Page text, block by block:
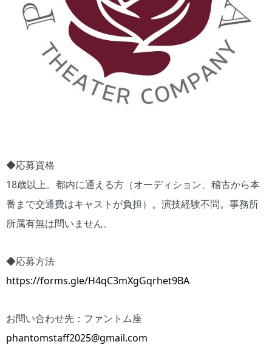
◆応募資格
18歳以上。都内に通える方（オーディション、稽古から本
番まで交通費はキャストが負担）。演技経験不問。事務所
所属有無は問いません。
◆応募方法
https://forms.gle/H4qC3mXgGqrhet9BA
お問い合わせ先：ファントム座
phantomstaff2025@gmail.com